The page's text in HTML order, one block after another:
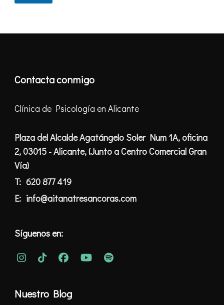
Contacta conmigo
Clínica de Psicología en Alicante
Plaza del Alcalde Agatángelo Soler Num 1A, oficina
2, 03015 - Alicante, (Junto a Centro Comercial Gran
Vía)
T: 620 877 419
E: info@aitanatresancoras.com
Síguenos en:
Nuestro Blog